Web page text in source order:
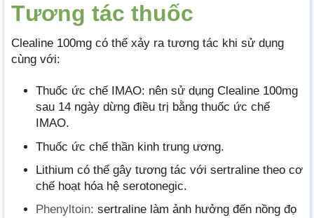
Tương tác thuốc
Clealine 100mg có thể xảy ra tương tác khi sử dụng
cùng với:
Thuốc ức chế IMAO: nên sử dụng Clealine 100mg
sau 14 ngày dừng điều trị bằng thuốc ức chế
IMAO.
Thuốc ức chế thần kinh trung ương.
Lithium có thể gây tương tác với sertraline theo cơ
chế hoạt hóa hệ serotonegic.
Phenyltoin: sertraline làm ảnh hưởng đến nồng đọ